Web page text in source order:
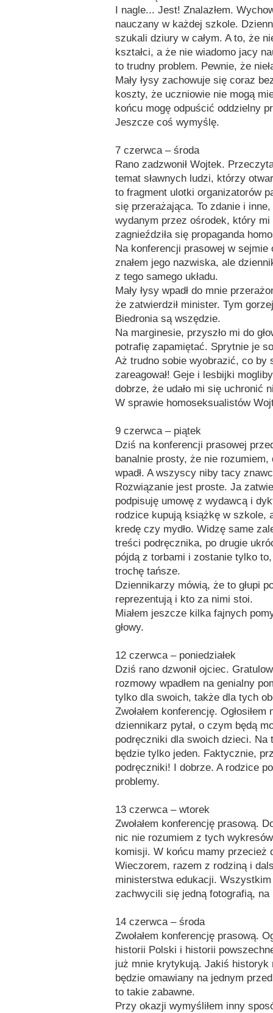
I nagle... Jest! Znalazłem.
nauczany w każdej szkole.
szukali dziury w całym. A to, że
kształci, a że nie wiadomo jacy
to trudny problem. Pewnie, że
Mały łysy zachowuje się coraz
koszty, że uczniowie nie mogą
końcu mogę odpuścić oddzielny
Jeszcze coś wymyślę.
7 czerwca – środa
Rano zadzwonił Wojtek.
temat sławnych ludzi, którzy
to fragment ulotki organizatorów
się przerażająca. To zdanie i
wydanym przez ośrodek, który
zagnieździła się propaganda
Na konferencji prasowej w sejmie
znałem jego nazwiska, ale
z tego samego układu.
Mały łysy wpadł do mnie
że zatwierdził minister. Tym
Biedronia są wszędzie.
Na marginesie, przyszło mi do
potrafię zapamiętać. Sprytnie je
Aż trudno sobie wyobrazić, co by
zareagował! Geje i lesbijki
dobrze, że udało mi się uchronić
W sprawie homoseksualistów
9 czerwca – piątek
Dziś na konferencji prasowej
banalnie prosty, że nie
wpadł. A wszyscy niby tacy
Rozwiązanie jest proste. Ja
podpisuję umowę z wydawcą i
rodzice kupują książkę w szkole,
kredę czy mydło. Widzę same
treści podręcznika, po drugie
pójdą z torbami i zostanie tylko
trochę tańsze.
Dziennikarzy mówią, że to głupi
reprezentują i kto za nimi stoi.
Miałem jeszcze kilka fajnych
głowy.
12 czerwca – poniedziałek
Dziś rano dzwonił ojciec.
rozmowy wpadłem na genialny
tylko dla swoich, także dla tych
Zwołałem konferencję.
dziennikarz pytał, o czym będą
podręczniki dla swoich dzieci. Na
będzie tylko jeden. Faktycznie,
podręczniki! I dobrze. A rodzice
problemy.
13 czerwca – wtorek
Zwołałem konferencję prasową.
nic nie rozumiem z tych
komisji. W końcu mamy przecież
Wieczorem, razem z rodziną i
ministerstwa edukacji.
zachwycili się jedną fotografią,
14 czerwca – środa
Zwołałem konferencję prasową.
historii Polski i historii
już mnie krytykują. Jakiś historyk
będzie omawiany na jednym
to takie zabawne.
Przy okazji wymyśliłem inny